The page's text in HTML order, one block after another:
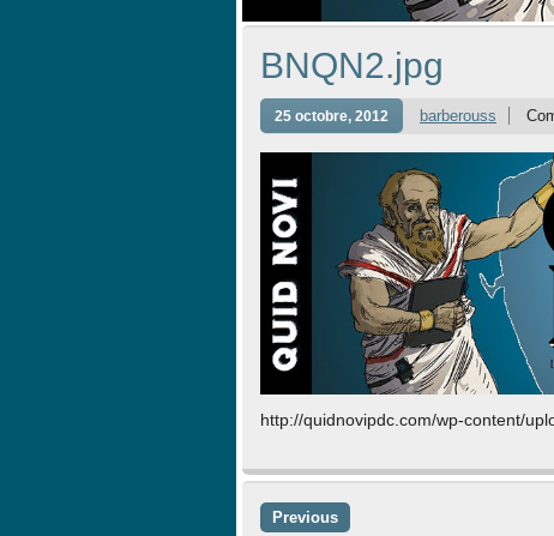
BNQN2.jpg
25 octobre, 2012 barberouss
http://quidnovipdc.com/wp-content/
Previous